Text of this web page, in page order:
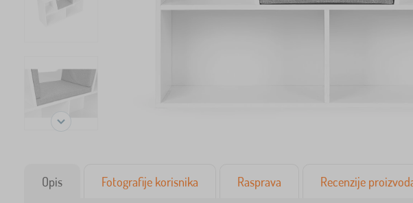
Opis Fotografije korisnika Rasprava Recenzije